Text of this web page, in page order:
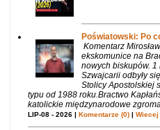
Poświatowski: Po
Komentarz
ekskomunice na
nowych biskupów.
Szwajcarii odbyły
Stolicy Apostolskiej
typu od 1988 roku.Bractwo
katolickie międzynarodowe
LIP-08 - 2026 | Komentarze (0)| Wiecej